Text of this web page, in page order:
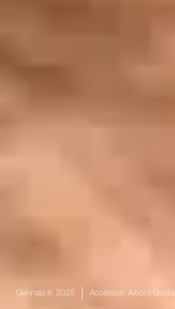
Gennaio 8, 2025 Accessori Articoli Guida,